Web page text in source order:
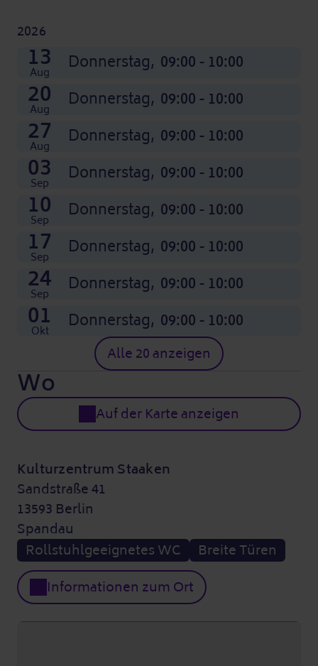
2026
13
Aug Donnerstag, 09:00 - 10:00
20
Aug Donnerstag, 09:00 - 10:00
27
Aug Donnerstag, 09:00 - 10:00
03
Sep Donnerstag, 09:00 - 10:00
10
Sep Donnerstag, 09:00 - 10:00
17
Sep Donnerstag, 09:00 - 10:00
24
Sep Donnerstag, 09:00 - 10:00
01
Okt Donnerstag, 09:00 - 10:00
08
Okt Donnerstag,
09:00 - 10:00
15
Okt Donnerstag,
09:00 - 10:00
22
Okt Donnerstag,
09:00 - 10:00
29
Okt Donnerstag,
09:00 - 10:00
05
Nov Donnerstag,
09:00 - 10:00
12
Nov Donnerstag,
09:00 - 10:00
19
Nov Donnerstag,
09:00 - 10:00
26
Nov Donnerstag,
09:00 - 10:00
03
Dez Donnerstag,
09:00 - 10:00
10
Dez Donnerstag,
09:00 - 10:00
17
Dez Donnerstag,
09:00 - 10:00
24
Dez Donnerstag,
09:00 - 10:00
Alle 20 anzeigen
Wo
Auf der Karte anzeigen
Kulturzentrum Staaken
Sandstraße 41
13593 Berlin
Spandau
Rollstuhlgeeignetes WC
Breite Türen
Informationen zum Ort